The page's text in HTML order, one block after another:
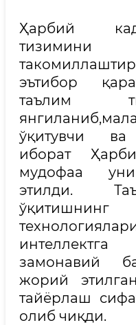
Ҳарбий
эътибор
таълим
ўқитувчи ва
иборат
мудофаа
этилди.
замонавий
жорий
тайёрлаш
олиб чиқди.